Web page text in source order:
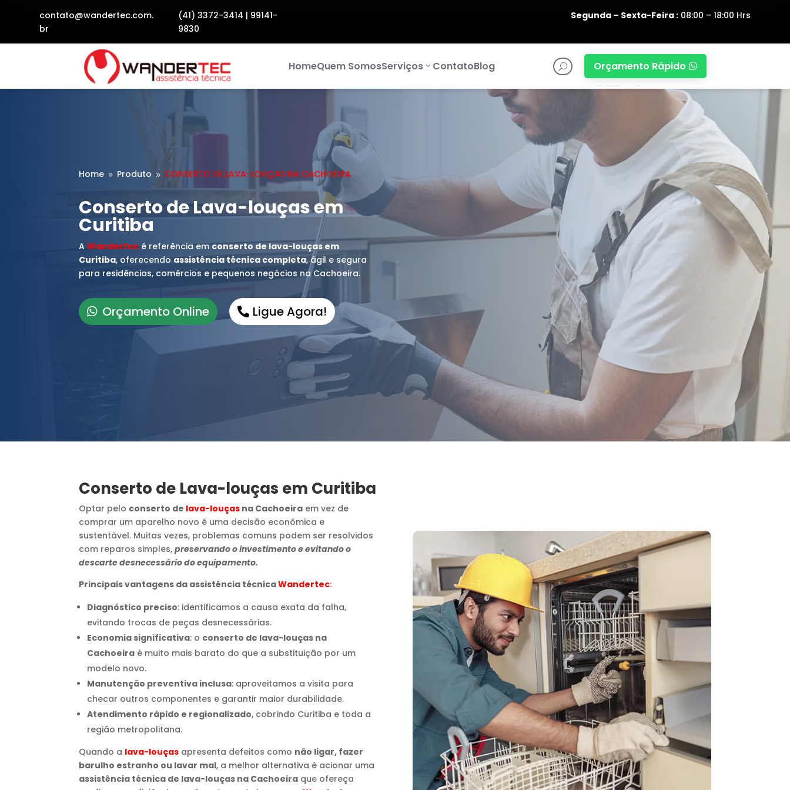
contato@wandertec.com.
br
(41) 3372-3414 | 99141-
9830
Segunda – Sexta-Feira :08:00 – 18:00 Hrs
HomeQuem SomosServiços ContatoBlog U Orçamento Rápido 
Home 9 Produto 9 CONSERTO DE LAVA-LOUÇAS NA CACHOEIRA
Conserto de Lava-louças em
Curitiba
AWandertec é referência emconserto de lava-louças em
Curitiba, oferecendo assistência técnica completa, ágil e segura
para residências, comércios e pequenos negócios na Cachoeira.
Orçamento Online Ligue Agora!
Conserto de Lava-louças em Curitiba
Optar pelo conserto de lava-louças na Cachoeira em vez de
comprar um aparelho novo é uma decisão econômica e
sustentável. Muitas vezes, problemas comuns podem ser resolvidos
com reparos simples,preservando o investimento e evitando o
descarte desnecessário do equipamento.
Principais vantagens da assistência técnicaWandertec:
Diagnóstico preciso: identificamos a causa exata da falha,
evitando trocas de peças desnecessárias.
Economia significativa: o conserto de lava-louças na
Cachoeira é muito mais barato do que a substituição por um
modelo novo.
Manutenção preventiva inclusa: aproveitamos a visita para
checar outros componentes e garantir maior durabilidade.
Atendimento rápido e regionalizado, cobrindo Curitiba e toda a
região metropolitana.
Quando a lava-louças apresenta defeitos como não ligar, fazer
barulho estranho ou lavar mal, a melhor alternativa é acionar uma
assistência técnica de lava-louças na Cachoeira que ofereça